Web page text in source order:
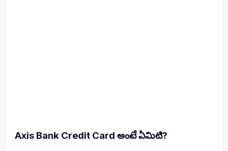
Axis Bank Credit Card అంటే ఏమిటి?